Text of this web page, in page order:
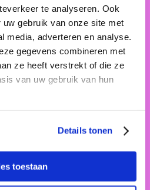
te analyseren. Ook
gebruik van onze site met
media, adverteren en analyse.
gegevens combineren met
ze heeft verstrekt of die ze
van uw gebruik van hun
Details tonen
toestaan
Koekoek